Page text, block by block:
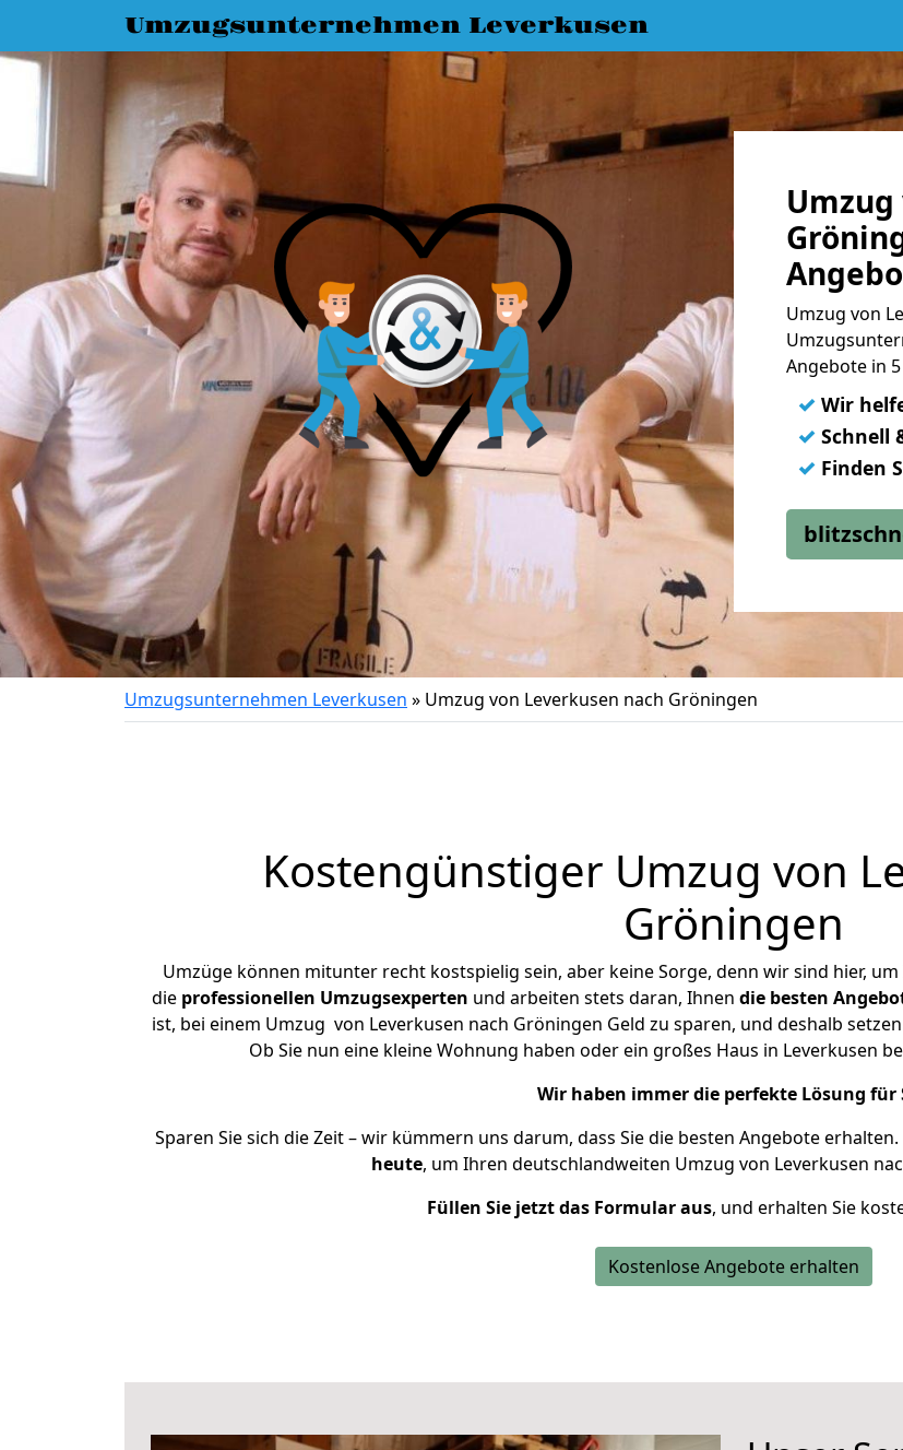
Umzugsunternehmen Leverkusen
Umzug von
Angebote in
✓ Wir
✓ Schnell
✓ Finden
Umzugsunternehmen Leverkusen » Umzug von Leverkusen nach Gröningen
Kostengünstiger Umzug von
Gröningen
Umzüge können mitunter recht kostspielig sein, aber keine Sorge, denn wir sind hier,
die professionellen Umzugsexperten und arbeiten stets daran, Ihnen die besten
ist, bei einem Umzug von Leverkusen nach Gröningen Geld zu sparen, und deshalb
Ob Sie nun eine kleine Wohnung haben oder ein großes Haus in Leverkusen
Wir haben immer die perfekte Lösung für
Sparen Sie sich die Zeit – wir kümmern uns darum, dass Sie die besten Angebote erhalten.
heute, um Ihren deutschlandweiten Umzug von Leverkusen
Füllen Sie jetzt das Formular aus, und erhalten Sie
Kostenlose Angebote erhalten